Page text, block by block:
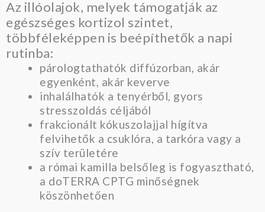
Az illóolajok, melyek támogatják az
egészséges kortizol szintet,
többféleképpen is beépíthetők a napi
rutinba:
párologtathatók diffúzorban, akár
egyenként, akár keverve
inhalálhatók a tenyérből, gyors
stresszoldás céljából
frakcionált kókuszolajjal hígítva
felvihetők a csuklóra, a tarkóra vagy a
szív területére
a római kamilla belsőleg is fogyasztható,
a doTERRA CPTG minőségnek
köszönhetően